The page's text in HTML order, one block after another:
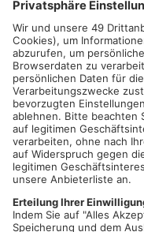
HANAU. Gleich zwei
gehisste Israelflagge
Tatverdächtige ermittelt.
Hanauer
nach der ersten Tat
Netzwerken aus. Zwei
entwendet, darauf
Bei einem 18-Jährigen
Beamte heute Morgen
Sonntagfrüh war die
Marktplatz entfernt
jähriger Afghane